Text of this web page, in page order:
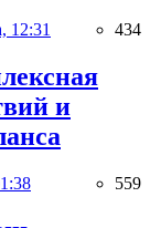
12:31 434
и
559